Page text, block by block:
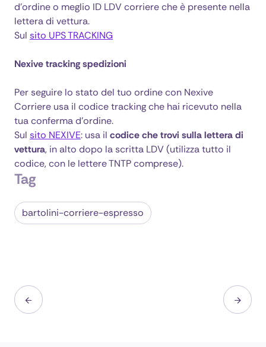
d’ordine o meglio ID LDV corriere che è presente nella
lettera di vettura.
Sul sito UPS TRACKING
Nexive tracking spedizioni
Per seguire lo stato del tuo ordine con Nexive
Corriere usa il codice tracking che hai ricevuto nella
tua conferma d’ordine.
Sul sito NEXIVE: usa il codice che trovi sulla lettera di
vettura, in alto dopo la scritta LDV (utilizza tutto il
codice, con le lettere TNTP comprese).
Tag
bartolini-corriere-espresso